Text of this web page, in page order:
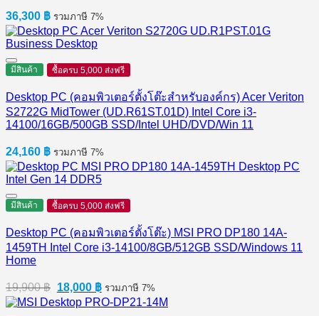
36,300 ฿ รวมภาษี 7%
มีสินค้า ซื้อครบ 5,000 ส่งฟรี
Desktop PC (คอมพิวเตอร์ตั้งโต๊ะสำหรับองค์กร) Acer Veriton
S2722G MidTower (UD.R61ST.01D) Intel Core i3-
14100/16GB/500GB SSD/Intel UHD/DVD/Win 11
24,160 ฿ รวมภาษี 7%
มีสินค้า ซื้อครบ 5,000 ส่งฟรี
Desktop PC (คอมพิวเตอร์ตั้งโต๊ะ) MSI PRO DP180 14A-
1459TH Intel Core i3-14100/8GB/512GB SSD/Windows 11
Home
19,900฿ Original
price
was:
18,000 ฿Current
price
is:
รวมภาษี 7%